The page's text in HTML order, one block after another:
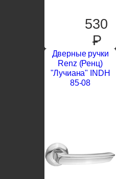
530
P
Дверные ручки
Renz (Ренц)
"Лучиана" INDH
85-08